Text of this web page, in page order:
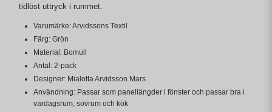
tidlöst uttryck i rummet.
Varumärke: Arvidssons Textil
Färg: Grön
Material: Bomull
Antal: 2-pack
Designer: Mialotta Arvidsson Mars
Användning: Passar som panellängder i fönster och passar bra i
vardagsrum, sovrum och kök